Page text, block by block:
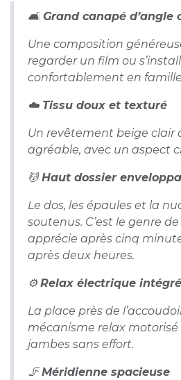
🛋️ Grand canapé d’angle
Une composition
regarder un film ou
confortablement en
☁️ Tissu doux et texturé
Un revêtement beige clair
agréable, avec un aspect
💆Haut dossier
Le dos, les épaules et la
soutenus. C’est le genre
apprécie après cinq
après deux heures.
⚙️Relax électrique intégré
La place près de
mécanisme relax motorisé
jambes sans effort.
🦵Méridienne spacieuse